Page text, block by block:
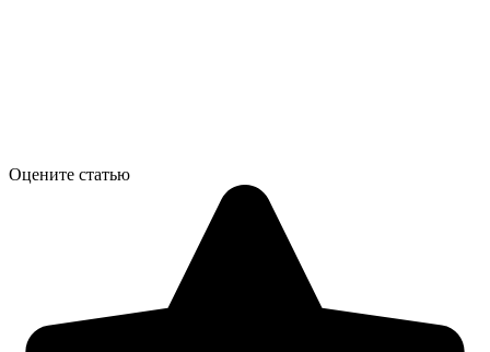
Оцените статью